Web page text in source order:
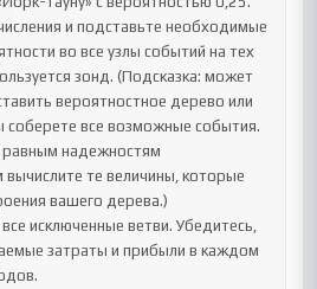
и подставьте необходимые
во все узлы событий на тех
зонд. (Подсказка: может
вероятностное дерево или
соберете все возможные события.
равным надежностям
вычислите те величины, которые
вашего дерева.)
исключенные ветви. Убедитесь,
затраты и прибыли в каждом